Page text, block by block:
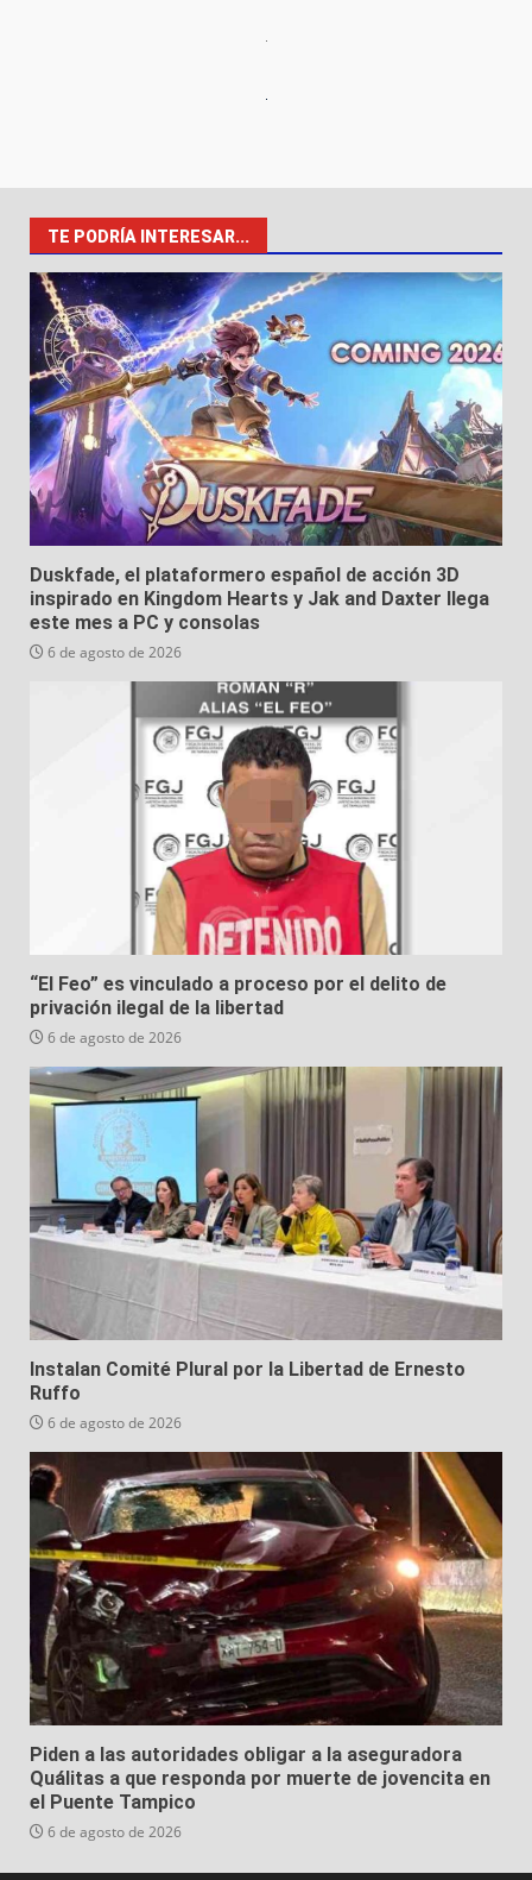
TE PODRÍA INTERESAR...
Duskfade, el plataformero español de acción 3D
inspirado en Kingdom Hearts y Jak and Daxter llega
este mes a PC y consolas
6 de agosto de 2026
“El Feo” es vinculado a proceso por el delito de
privación ilegal de la libertad
6 de agosto de 2026
Instalan Comité Plural por la Libertad de Ernesto
Ruffo
6 de agosto de 2026
Piden a las autoridades obligar a la aseguradora
Quálitas a que responda por muerte de jovencita en
el Puente Tampico
6 de agosto de 2026